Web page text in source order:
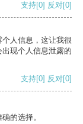
支持[0] 反对[0]
人信息，这让我很
现个人信息泄露的
支持[0] 反对[0]
的选择。